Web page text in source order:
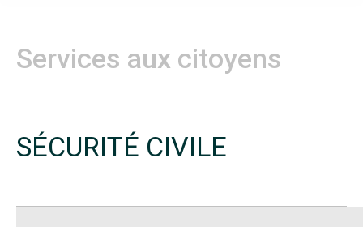
Services aux citoyens
SÉCURITÉ CIVILE